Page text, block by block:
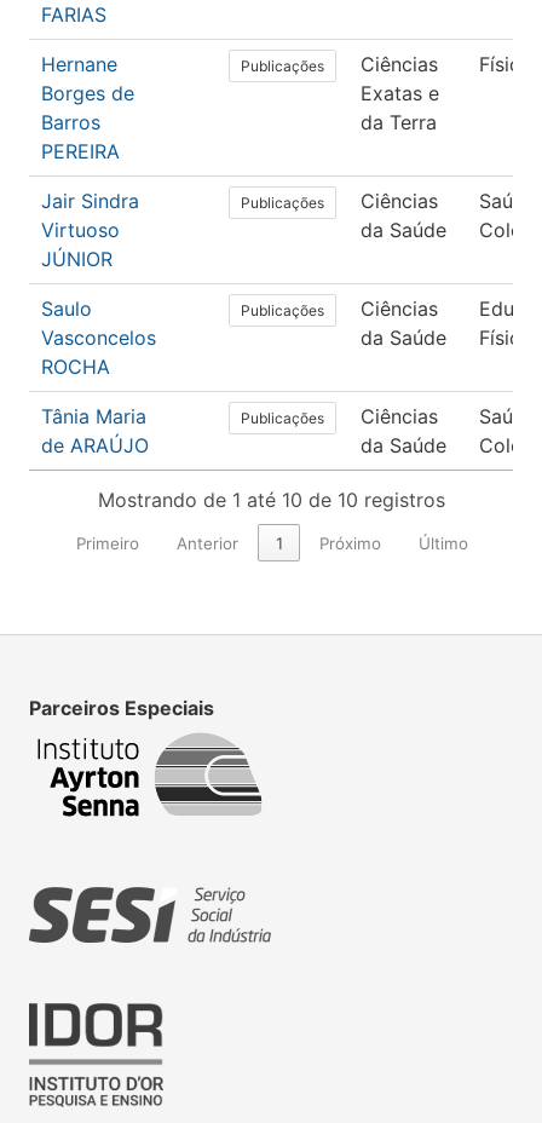
FARIAS
Hernane
Borges de
Barros
PEREIRA
Publicações
Ciências
Exatas e
da Terra
Física
Jair Sindra
Virtuoso
JÚNIOR
Publicações
Ciências
da Saúde
Saúde
Saulo
Vasconcelos
ROCHA
Publicações
Ciências
da Saúde
Física
Tânia Maria
de ARAÚJO
Publicações
Ciências
da Saúde
Saúde
Mostrando de 1 até 10 de 10 registros
Primeiro Anterior 1 Próximo Último
Parceiros Especiais